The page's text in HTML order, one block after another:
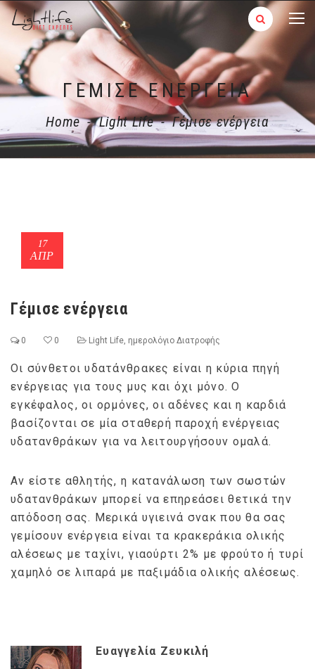
ΓΈΜΙΣΕ ΕΝΈΡΓΕΙΑ
Home - Light Life - Γέμισε ενέργεια
17
ΑΠΡ
Γέμισε ενέργεια
0 0 Light Life, ημερολόγιο Διατροφής
Οι σύνθετοι υδατάνθρακες είναι η κύρια πηγή
ενέργειας για τους μυς και όχι μόνο. Ο
εγκέφαλος, οι ορμόνες, οι αδένες και η καρδιά
βασίζονται σε μία σταθερή παροχή ενέργειας
υδατανθράκων για να λειτουργήσουν ομαλά.
Αν είστε αθλητής, η κατανάλωση των σωστών
υδατανθράκων μπορεί να επηρεάσει θετικά την
απόδοση σας. Μερικά υγιεινά σνακ που θα σας
γεμίσουν ενέργεια είναι τα κρακεράκια ολικής
αλέσεως με ταχίνι, γιαούρτι 2% με φρούτο ή τυρί
χαμηλό σε λιπαρά με παξιμάδια ολικής αλέσεως.
Ευαγγελία Ζευκιλή